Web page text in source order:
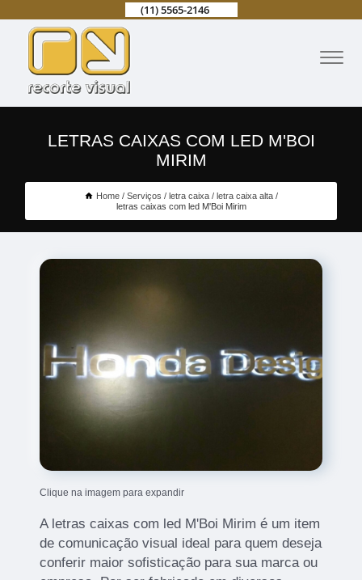
(11) 5565-2146
LETRAS CAIXAS COM LED M'BOI
MIRIM
Home Serviços letra caixa
letra caixa alta
letras caixas com led M'Boi Mirim
Clique na imagem para expandir
A letras caixas com led M'Boi Mirim é um item
de comunicação visual ideal para quem deseja
conferir maior sofisticação para sua marca ou